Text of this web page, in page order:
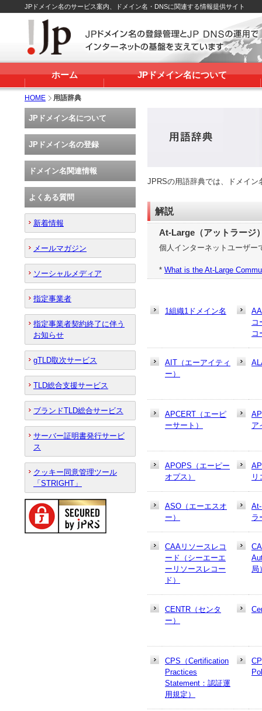
JPドメイン名のサービス案内、ドメイン名・DNSに関連する情報提供サイト
ホーム JPドメイン名について
HOME 用語辞典
JPRSの用語辞典では、ドメイ
解説
At-Large（アットラージ
個人インターネットユーザー
* What is the At-Large
1組織1ドメイン名
コ
コ
AIT（エーアイティ
ー）
APCERT（エーピ
ーサート）
ア
APOPS（エーピー
オプス）
リ
ASO（エーエスオ
ー）
ラ
CAAリソースレコ
ード（シーエーエ
ーリソースレコー
ド）
局
CENTR（センタ
ー）
CPS（Certification
Practices
Statement：認証運
用規定）
JPドメイン名について
JPドメイン名の登録
ドメイン名関連情報
よくある質問
新着情報
メールマガジン
ソーシャルメディア
指定事業者
指定事業者契約終了に伴う
お知らせ
gTLD取次サービス
TLD総合支援サービス
ブランドTLD総合サービス
サーバー証明書発行サービ
ス
クッキー同意管理ツール
「STRIGHT」